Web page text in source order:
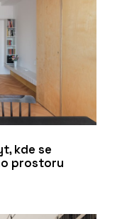
kde se
prostoru